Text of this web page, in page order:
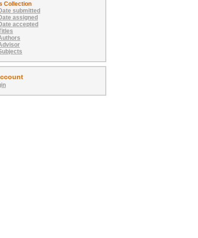
Collection
submitted
assigned
accepted